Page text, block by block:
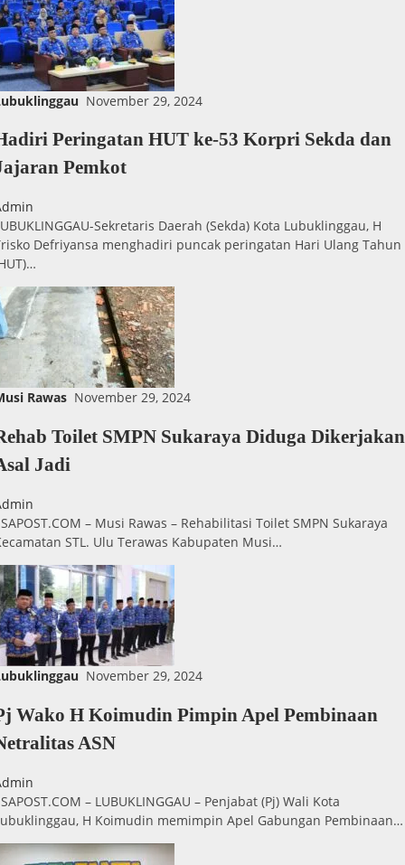
November 29, 2024
Peringatan HUT ke-53 Korpri Sekda dan
Pemkot
Sekretaris Daerah (Sekda) Kota Lubuklinggau, H
Defriyansa menghadiri puncak peringatan Hari Ulang Tahun
Rawas November 29, 2024
Toilet SMPN Sukaraya Diduga Dikerjakan
Jadi
– Musi Rawas – Rehabilitasi Toilet SMPN Sukaraya
STL. Ulu Terawas Kabupaten Musi…
November 29, 2024
Wako H Koimudin Pimpin Apel Pembinaan
ASN
– LUBUKLINGGAU – Penjabat (Pj) Wali Kota
H Koimudin memimpin Apel Gabungan Pembinaan…